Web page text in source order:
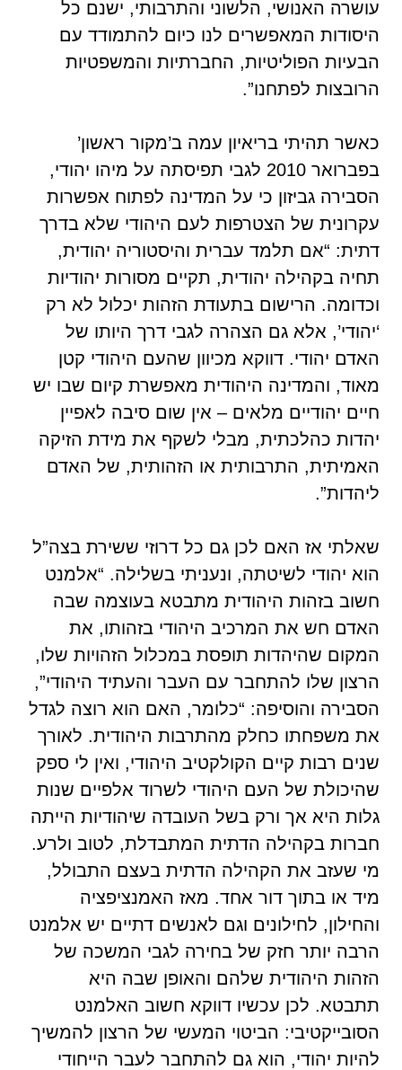
עושרה האנושי, הלשוני והתרבותי, ישנם כל
היסודות המאפשרים לנו כיום להתמודד עם
הבעיות הפוליטיות, החברתיות והמשפטיות
הרובצות לפתחנו”.
כאשר תהיתי בריאיון עמה ב’מקור ראשון’
בפברואר 2010 לגבי תפיסתה על מיהו יהודי,
הסבירה גביזון כי על המדינה לפתוח אפשרות
עקרונית של הצטרפות לעם היהודי שלא בדרך
דתית: “אם תלמד עברית והיסטוריה יהודית,
תחיה בקהילה יהודית, תקיים מסורות יהודיות
וכדומה. הרישום בתעודת הזהות יכלול לא רק
‘יהודי’, אלא גם הצהרה לגבי דרך היותו של
האדם יהודי. דווקא מכיוון שהעם היהודי קטן
מאוד, והמדינה היהודית מאפשרת קיום שבו יש
חיים יהודיים מלאים – אין שום סיבה לאפיין
יהדות כהלכתית, מבלי לשקף את מידת הזיקה
האמיתית, התרבותית או הזהותית, של האדם
ליהדות”.
שאלתי אז האם לכן גם כל דרוזי ששירת בצה”ל
הוא יהודי לשיטתה, ונעניתי בשלילה. “אלמנט
חשוב בזהות היהודית מתבטא בעוצמה שבה
האדם חש את המרכיב היהודי בזהותו, את
המקום שהיהדות תופסת במכלול הזהויות שלו,
הרצון שלו להתחבר עם העבר והעתיד היהודי”,
הסבירה והוסיפה: “כלומר, האם הוא רוצה לגדל
את משפחתו כחלק מהתרבות היהודית. לאורך
שנים רבות קיים הקולקטיב היהודי, ואין לי ספק
שהיכולת של העם היהודי לשרוד אלפיים שנות
גלות היא אך ורק בשל העובדה שיהודיות הייתה
חברות בקהילה הדתית המתבדלת, לטוב ולרע.
מי שעזב את הקהילה הדתית בעצם התבולל,
מיד או בתוך דור אחד. מאז האמנציפציה
והחילון, לחילונים וגם לאנשים דתיים יש אלמנט
הרבה יותר חזק של בחירה לגבי המשכה של
הזהות היהודית שלהם והאופן שבה היא
תתבטא. לכן עכשיו דווקא חשוב האלמנט
הסובייקטיבי: הביטוי המעשי של הרצון להמשיך
להיות יהודי, הוא גם להתחבר לעבר הייחודי